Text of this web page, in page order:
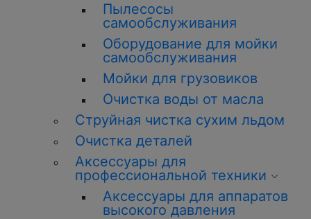
Пылесосы
самообслуживания
Оборудование для мойки
самообслуживания
Мойки для грузовиков
Очистка воды от масла
Струйная чистка сухим льдом
Очистка деталей
Аксессуары для
профессиональной техники
Аксессуары для аппаратов
высокого давления